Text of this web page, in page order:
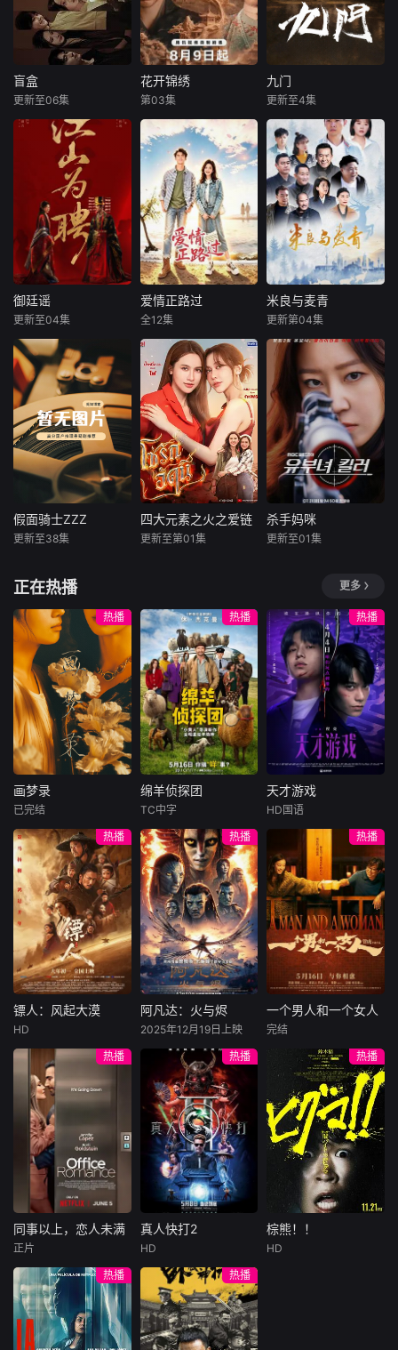
心、勇敢面对困难
的爱情故事。通过
剧中主人公在成长
的道路上，经历复
杂的人物关系和情
感变化，无论命运
力量皆来
意中涅槃重生，借
私生女桑落的身份
入住程家。她步步
为营，周旋在各怀
心思的豪门众人
间，引猎物上钩。
22岁的盛夏，终于
22岁的寒冬。踏过
荆棘，玫瑰终将滴
血盛开。
盲盒
王泓鑫
五个相互独
立，又彼此呼应的
故事——用一场精
心策划的“夏令营”
完成复仇的受害
者；临终前与遗憾
和解的“无用之
人”；共享同一具躯
体的人格“刮刮
乐”；病床前不离不
人”；产后抑郁中自
我摧毁的“
盲盒
更新至06集
花开锦绣
尤靖茹
豪爽重情的私盐贩
子赵凌虽出身草
莽，却心怀壮志，
他结识了遭人诬陷
私通的世家名媛小
姐傅庭芸，被迫一
起逃亡，二人历经
家族与朝廷的重重
考验，与命运抗
争，终成传奇良
花开锦绣
第03集
九门
曾舜晞
《九门》讲述了长
沙风云再起之时，
张启山（陈伟霆
饰）与吴老狗（曾
舜晞 饰）强强联
手，携手霍仙姑
（陈瑶 饰）与九门
诸人共赴冒险奇
局。一桩401部队
的神秘失踪事件，
天秘辛。生死抉
择、兄弟之情、门
派担当与家国大义
相互交织。九门众
人用热血和牺牲，
守护家园，共渡难
关。
九门
更新至4集
御廷谣
梁永棋
改编自行烟烟
的同名小说。孟廷
辉，大平王朝有史
以来个以女子进士
科三元及第入翰林
院的奇女子。十年
前的她被他从死人
堆里救出来，蓬头
垢面口齿不清。十
年后的她才学满
异彩，成为
御廷谣
更新至04集
爱情正路过
《爱情正路
过》由广东局选
送，岭南文化传媒
（广东）有限公司
出品，10分钟*12
集，取景地为云南
昆明滇池、海埂大
坝等，讲述了两个
性格迥异、生活经
历不同的都市青年
男女，在昆明旅行
爱情正路过
全12集
米良与麦青
赵波
一根网线连接了中
国鹿鸣村和英国牛
津，麦香通过视频
向米良宣告：婚不
结了。鹿鸣村开了
锅，村民大骂麦香
是叛徒。麦香是婚
前体检查出不孕
症，从此走上虐心
旅途。米良火速回
米良与麦青
更新第04集
假面骑士ZZZ
三岛健太
万津莫。自称是过
着平淡无奇的日常
生活的普通好青
年，但凭借能够自
由操控梦境的清醒
梦能力，每当入睡
就会成为无敌的特
工！在梦境中为拯
救被囚禁的女主角·
宁梦而大显身手。
然而，企图将&quo
t;噩梦&quot;
假面骑士ZZZ
更新至38集
四大元素之火之爱链
Achima再次与童年
时期的死敌Kaprao
相逢。在两人的关
系中，一方如同炽
热的火焰，另一方
如同让火烧得更猛
的油，她们的关系
会像曾经一样再次
破裂，还是擦出爱
的火花？
四大元素之火之爱链
更新至第01集
杀手妈咪
改编自同名漫
画。35岁的俞宝娜
过着相夫教子的普
通生活。表面上她
看起来温顺和善，
还很怕婆婆，真实
身份却是4年前突
然隐退的杀手“翠
鸟”。产假结束后，
她又开始执行各种
暗杀任务，目标都
是那些危害社会的
败类
杀手妈咪
更新至01集
正在热播 更多
热播
画梦录
林柏叡
民国的上海滩，身
怀绝技的孤女画师
许雁真，意外与身
陷危局的融汇银行
总账姜心羽产生交
集。姜心羽遭人陷
害，只得与许雁真
结盟，彼时银行欲
将国宝名画低价卖
给外国人，许雁真
仿造名画、偷天换
日。几经波折，两
人联手在各方势力
的夹缝间巧妙周
旋，共历险阻，破
解重重困境。
画梦录
已完结
热播
绵羊侦探团
尼可拉斯·博朗
尼古拉斯·加利齐纳
牧羊人乔治
（休·杰克曼饰）最
爱给羊群读侦探小
说，没想到自己有
一天会离奇死亡。
他留下的3000万
巨额遗产，让每个
人貌似都有犯罪动
机。警察毫无头绪
“不务正业”迈出牧
场，追查牧羊人“躺
平
绵羊侦探团
TC中字
热播
天才游戏
李蔓瑄
穷途末路的天才少
年刘全龙（彭昱畅
饰），被偏执富家
公子陈伦（丁禹兮
饰）选中，被迫踏
入一场为他量身打
造的“换命游戏”。
豪华别墅、名车名
表、神秘女友全部
备齐，在陈伦的精
瞬间拥有顶配人
生。
天才游戏
HD国语
热播
镖人：风起大漠
于适
大漠之上，镖人、
官府、西域五大家
族等多方势力盘根
错节、暗潮涌动。
“天字第二号逃犯”
刀马接下特殊押镖
任务，和同伴一起
从西域护镖远赴长
安。不料，他们的
护送对象竟是“天字
郎……天下熙熙皆
为利来，各方势力
闻风入局，抢镖厮
杀接连上演……
镖人：风起大漠
HD
热播
阿凡达：火与烬
佐伊·索尔达娜
西格妮·韦弗
影片聚焦杰克·萨利
与奈蒂莉一家的命
运起伏，在前作的
情感余波之上，深
刻描绘一个家族在
战火中如何成长、
并共同守护血脉相
连的情感纽带的历
程，从而将故事推
维度。此外，潘多
拉的全新领域也即
将揭晓
阿凡达：火与烬
2025年12月19日上映
热播
一个男人和一个女人
周汉宁
男人（黄渤
饰）和女人（倪妮
饰）飞机同时落
地，入住同一家酒
店，成为一墙之隔
的邻居。不够隔音
的房间暴露了男人
和女人因生活暂停
陷入的困境，健
康、家庭、婚姻、
一个男人和一个女人
完结
热播
同事以上，恋人未满
布雷特·戈德斯坦
贝蒂·吉尔平
洛佩兹饰演的航空
公司 和戈德斯坦饰
同事以上，恋人未满
正片
热播
真人快打2
阿德莱恩·鲁道夫
杰西卡·麦克娜美
过气好莱坞演
员强尼·凯奇（卡尔·
真人快打2
HD
热播
棕熊！！
棕熊！！
HD
热播
热播